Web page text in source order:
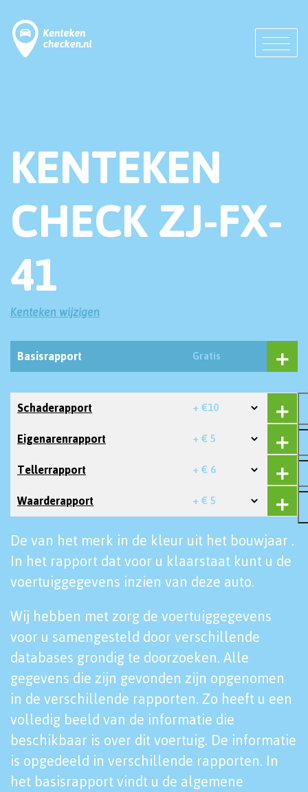
KENTEKEN
CHECK ZJ-FX-
41
Kenteken wijzigen
Basisrapport Gratis
Schaderapport + €10
Eigenarenrapport + € 5
Tellerrapport + € 6
Waarderapport + € 5
De van het merk in de kleur uit het bouwjaar .
In het rapport dat voor u klaarstaat kunt u de
voertuiggegevens inzien van deze auto.
Wij hebben met zorg de voertuiggegevens
voor u samengesteld door verschillende
databases grondig te doorzoeken. Alle
gegevens die zijn gevonden zijn opgenomen
in de verschillende rapporten. Zo heeft u een
volledig beeld van de informatie die
beschikbaar is over dit voertuig. De informatie
is opgedeeld in verschillende rapporten. In
het basisrapport vindt u de algemene